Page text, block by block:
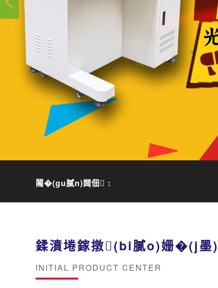
闂�(gu膩n)閸佃 :
鍒濆埢鎵撴(bi膩o)姗�(j墨)
INITIAL PRODUCT CENTER